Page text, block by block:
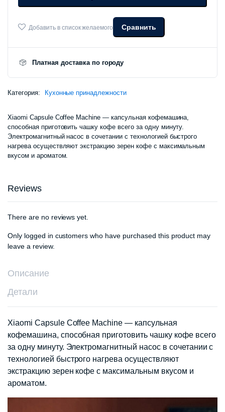
Coffee
N1
Добавить в список желаемого Сравнить
Платная доставка по городу
Категория: Кухонные принадлежности
Xiaomi Capsule Coffee Machine — капсульная кофемашина,
способная приготовить чашку кофе всего за одну минуту.
Электромагнитный насос в сочетании с технологией быстрого
нагрева осуществляют экстракцию зерен кофе с максимальным
вкусом и ароматом.
Reviews
There are no reviews yet.
Only logged in customers who have purchased this product may
leave a review.
Описание
Детали
Xiaomi Capsule Coffee Machine — капсульная
кофемашина, способная приготовить чашку кофе всего
за одну минуту. Электромагнитный насос в сочетании с
технологией быстрого нагрева осуществляют
экстракцию зерен кофе с максимальным вкусом и
ароматом.